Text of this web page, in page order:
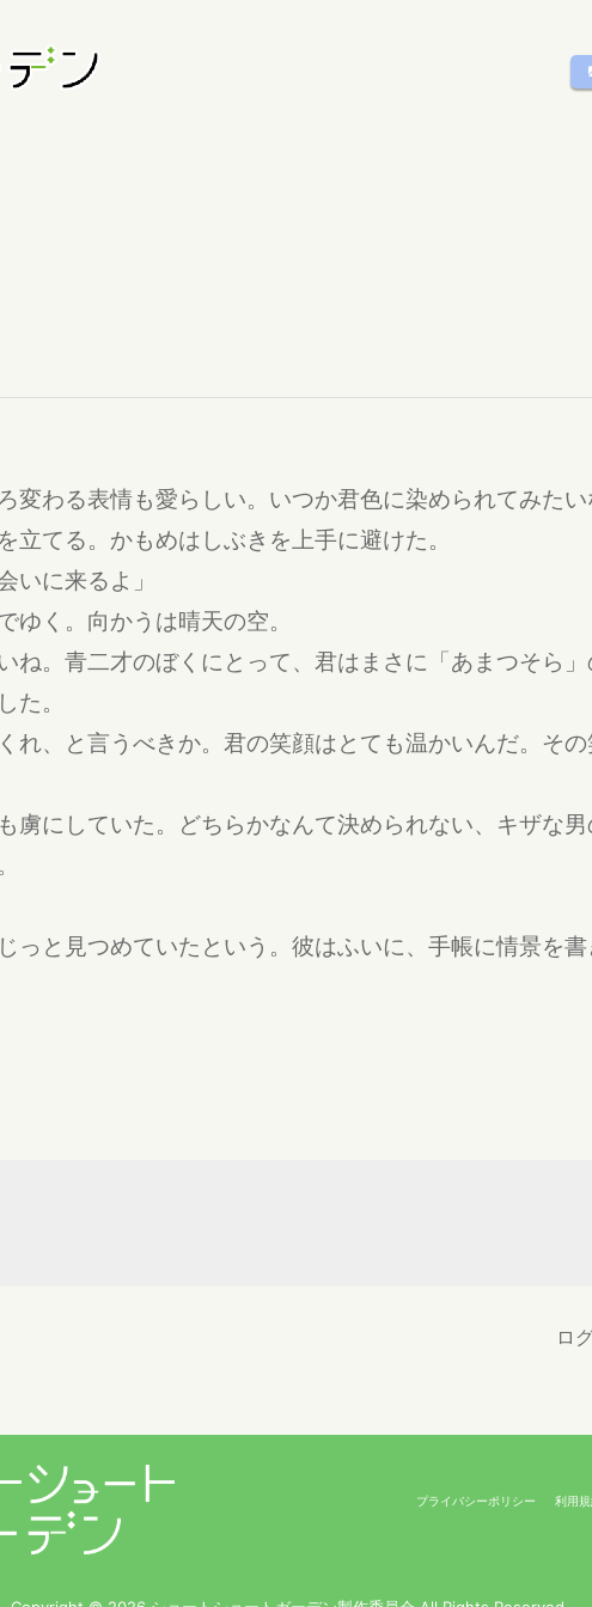
変わる表情も愛らしい。いつか君色に染められてみたい
立てる。かもめはしぶきを上手に避けた。
いに来るよ」
ゆく。向かうは晴天の空。
ね。青二才のぼくにとって、君はまさに「あまつそら」
た。
れ、と言うべきか。君の笑顔はとても温かいんだ。そ
虜にしていた。どちらかなんて決められない、キザな
っと見つめていたという。彼はふいに、手帳に情景を
ロ
プライバシーポリシー 利用